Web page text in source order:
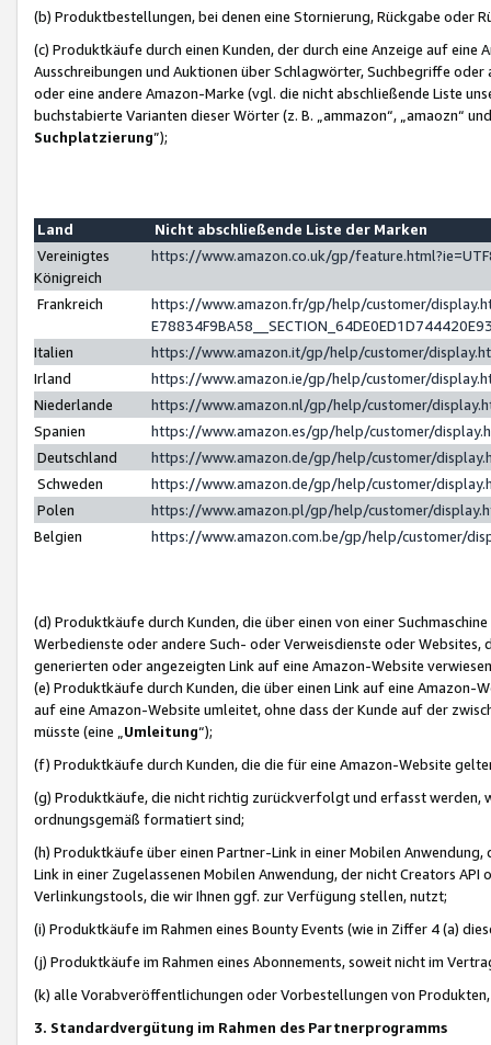
(b) Produktbestellungen, bei denen eine Stornierung, Rückgabe oder
(c) Produktkäufe durch einen Kunden, der durch eine Anzeige auf
Ausschreibungen und Auktionen über Schlagwörter, Suchbegriffe
oder eine andere Amazon-Marke (vgl. die nicht abschließende Liste
buchstabierte Varianten dieser Wörter (z. B. „ammazon“, „amaozn“
Suchplatzierung”);
Land
Nicht abschließende Liste der Marken
Vereinigtes
Königreich
https://www.amazon.co.uk/gp/
Frankreich
https://www.amazon.fr/gp/help/customer/
Italien
https://www.amazon.it/gp/help/customer/
Irland
https://www.amazon.ie/gp/help/customer/
Niederlande
https://www.amazon.nl/gp/help/customer/
Spanien
https://www.amazon.es/gp/help/customer/
Deutschland
https://www.amazon.de/gp/help/customer/
Schweden
https://www.amazon.de/gp/help/customer/
Polen
https://www.amazon.pl/gp/help/customer/
Belgien
https://www.amazon.com.be/gp/help/customer/
(d) Produktkäufe durch Kunden, die über einen von einer
Werbedienste oder andere Such- oder Verweisdienste oder Websites,
generierten oder angezeigten Link auf eine Amazon-Website
(e) Produktkäufe durch Kunden, die über einen Link auf eine
auf eine Amazon-Website umleitet, ohne dass der Kunde auf der
müsste (eine „ Umleitung“);
(f) Produktkäufe durch Kunden, die die für eine Amazon-Website
(g) Produktkäufe, die nicht richtig zurückverfolgt und erfasst werden,
ordnungsgemäß formatiert sind;
(h) Produktkäufe über einen Partner-Link in einer Mobilen
Link in einer Zugelassenen Mobilen Anwendung, der nicht Creators
Verlinkungstools, die wir Ihnen ggf. zur Verfügung stellen, nutzt;
(i) Produktkäufe im Rahmen eines Bounty Events (wie in Ziffer 4 (a)
(j) Produktkäufe im Rahmen eines Abonnements, soweit nicht im
(k) alle Vorabveröffentlichungen oder Vorbestellungen von
3. Standardvergütung im Rahmen des Partnerprogramms